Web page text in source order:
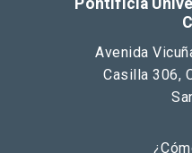
Pontificia
Avenida
Casilla 306,